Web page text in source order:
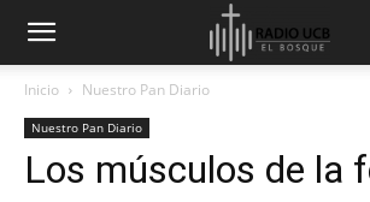
Inicio Nuestro Pan Diario
Nuestro Pan Diario
Los músculos de la